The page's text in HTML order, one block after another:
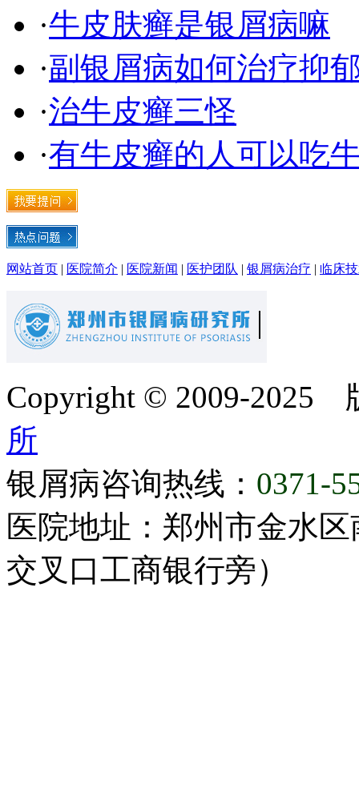
·牛皮肤癣是银屑病嘛
·副银屑病如何治疗抑
·治牛皮癣三怪
·有牛皮癣的人可以吃
网站首页 | 医院简介 | 医院新闻 | 医护团队 | 银屑病治疗 | 临床
Copyright © 2009-2025
所
银屑病咨询热线： 0371-
医院地址：郑州市金水
交叉口工商银行旁）